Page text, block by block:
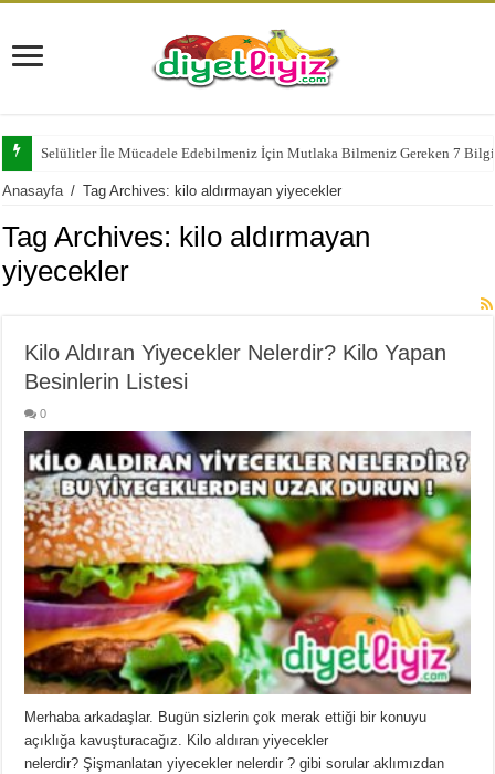
Selülitler İle Mücadele Edebilmeniz İçin Mutlaka Bilmeniz Gereken 7 Bilgi
Anasayfa / Tag Archives: kilo aldırmayan yiyecekler
Tag Archives: kilo aldırmayan
yiyecekler
Kilo Aldıran Yiyecekler Nelerdir? Kilo Yapan
Besinlerin Listesi
0
Merhaba arkadaşlar. Bugün sizlerin çok merak ettiği bir konuyu
açıklığa kavuşturacağız. Kilo aldıran yiyecekler
nelerdir? Şişmanlatan yiyecekler nelerdir ? gibi sorular aklımızdan